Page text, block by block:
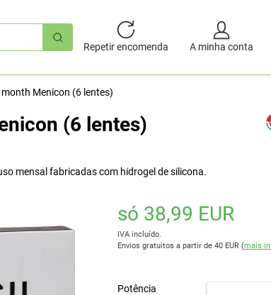
Repetir encomenda A minha conta
Menicon (6 lentes)
(6 lentes)
mensal fabricadas com hidrogel de silicona.
só 38,99 EUR
IVA incluído.
Envios gratuitos a partir de 40 EUR (mais
Potência